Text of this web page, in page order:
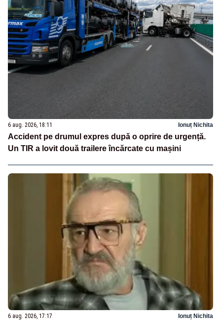
6 aug. 2026, 18:11 Ionuț Nichita
Accident pe drumul expres după o oprire de urgență.
Un TIR a lovit două trailere încărcate cu mașini
6 aug. 2026, 17:17 Ionuț Nichita